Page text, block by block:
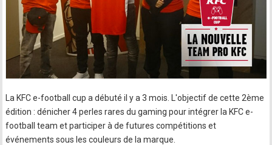
La KFC e-football cup a débuté il y a 3 mois. L'objectif de cette 2ème
édition : dénicher 4 perles rares du gaming pour intégrer la KFC e-
football team et participer à de futures compétitions et
événements sous les couleurs de la marque.